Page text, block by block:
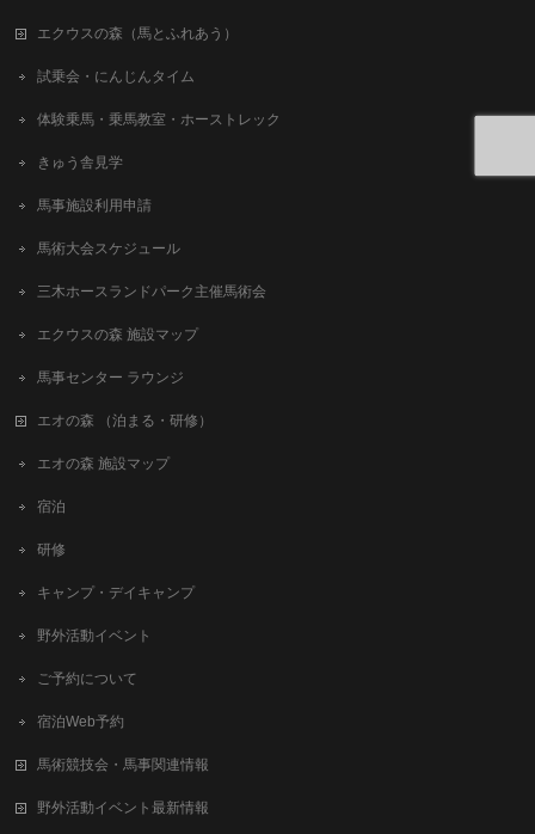
エクウスの森（馬とふれあう）
試乗会・にんじんタイム
体験乗馬・乗馬教室・ホーストレック
きゅう舎見学
馬事施設利用申請
馬術大会スケジュール
三木ホースランドパーク主催馬術会
エクウスの森 施設マップ
馬事センター ラウンジ
エオの森 （泊まる・研修）
エオの森 施設マップ
宿泊
研修
キャンプ・デイキャンプ
野外活動イベント
ご予約について
宿泊Web予約
馬術競技会・馬事関連情報
野外活動イベント最新情報